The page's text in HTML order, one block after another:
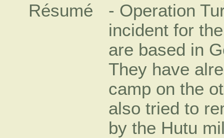
Résumé
- Operation
incident for
are based in
They have
camp on the
also tried to
by the Hutu